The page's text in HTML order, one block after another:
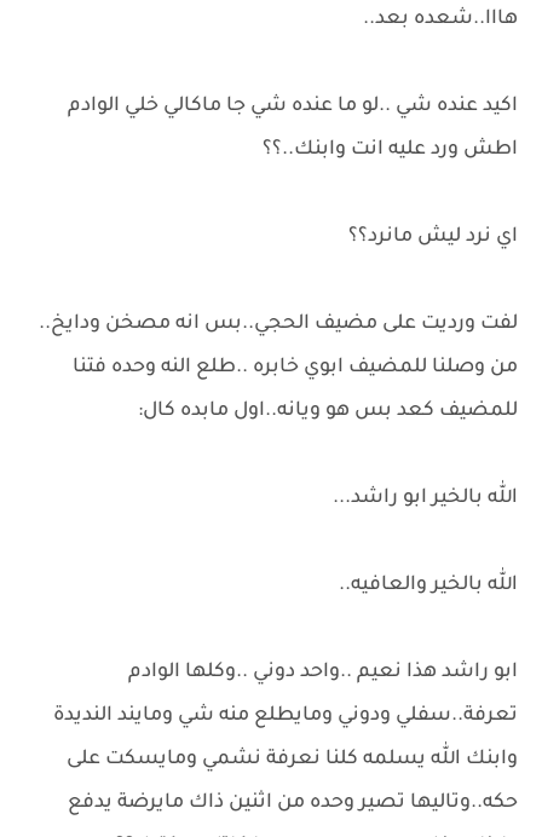
هااا..شعده بعد..
اكيد عنده شي ..لو ما عنده شي جا ماكالي خلي الوادم
اطش ورد عليه انت وابنك..؟؟
اي نرد ليش مانرد؟؟
لفت ورديت على مضيف الحجي..بس انه مصخن ودايخ..
من وصلنا للمضيف ابوي خابره ..طلع النه وحده فتنا
للمضيف كعد بس هو ويانه..اول مابده كال:
الله بالخير ابو راشد...
الله بالخير والعافيه..
ابو راشد هذا نعيم ..واحد دوني ..وكلها الوادم
تعرفة..سفلي ودوني ومايطلع منه شي ومايند النديدة
وابنك الله يسلمه كلنا نعرفة نشمي ومايسكت على
حكه..وتاليها تصير وحده من اثنين ذاك مايرضة يدفع